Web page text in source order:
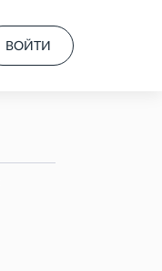
ВОЙТИ